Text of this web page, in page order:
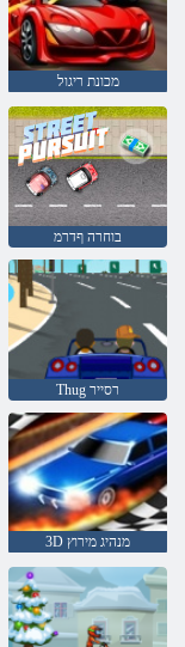
מכונת ריגול
בוחרה ףדרמ
Thug רסייר
3D מנהיג מירוץ